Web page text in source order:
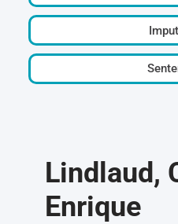
Lindlaud,
Enrique